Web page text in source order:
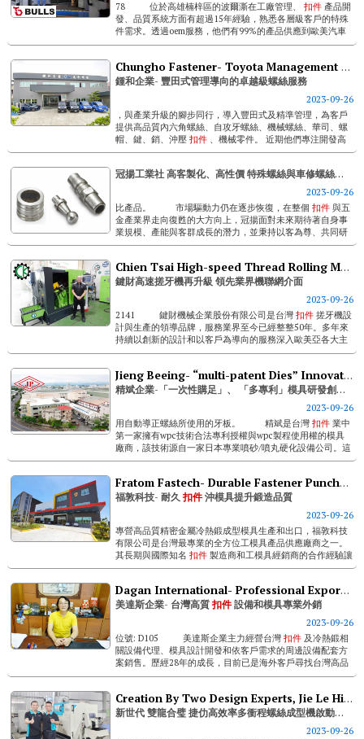
78 位於高雄楠梓區的波爾澌在工廠管理、 扣件 產品開
發、品質系統方面有超過15年經驗，熟悉各層級客戶的特殊
件需求。透過oem服務，他們有99%的產品供應到歐美汽車
與相...
Chungho Fastener- Toyota Management Based Premium Fastener Service
鍾和企業- 豐田式管理導向的卓越級螺絲服務
2023-09-26
，與產業升級的腳步同行，導入豐田式及精準管理，為客戶
提供高品質內六角螺絲、自攻牙螺絲、機械螺絲、華司、螺
帽、鍵、銷、沖壓 扣件
、機械零件。 近期他們專注開發高
度要求安全的醫療輔具、運動器材專用...
冠揚工業社 高客製化、高性價 特殊螺絲與車修螺絲供應
2023-09-26
比產品。 市場驅動力仍在逐步恢復，在整個 扣件與五
金產業界走向復甦的大方向上，冠揚面對未來期待著自身事
業規模、產能與客群成長的潛力，並秉持以客為尊、共同研
發與創造共利...
Chien Tsai High-speed Thread Rolling Machine Upgraded Again Featuring Industry-leading Hmi
鍵財高速搓牙機再升級 領先業界機聯網介面
2023-09-26
2141 鍵財機械企業股份有限公司是台灣 扣件搓牙機設
計與生產的領導品牌，服務業界至今已經整整50年。多年來
持續以創新的設計和以客戶為導向的服務深入歐美亞各大主
流...
Jieng Beeing- “multi-patent Dies” Innovator Offering “one-stop Purchase”
精斌企業-「一次性購足」、 「多專利」模具研發創新者
2023-09-26
用自動導正螺絲所使用的牙板。 精斌是台灣 扣件業中
第一家擁有wpc技術合法專利授權與wpc製程使用權的模具
廠商，該技術源自一家日本專業噴砂/噴丸硬化設備公司。這
種『金...
Fratom Fastech- Durable Fastener Punches & Dies Improve Forging Quality
福敦科技- 耐久扣件沖模具提升鍛造品質
2023-09-26
專營高品質精密金屬冷熱鍛成型模具生產和出口，福敦科技
有限公司是台灣最專業的全方位工模具產品供應廠商之一。
其長期與國際知名 扣件製造商和工模具經銷商的合作經驗讓
其有足夠能力技術來滿足客戶在各式...
Dagan International- Professional Export & Sales Of Taiwan's High Quality Fastener Machines And Dies
美達斯企業- 台灣高質扣件設備和模具專業外銷
2023-09-26
位號: D105 美達斯企業主力經營台灣 扣件 及冷熱鍛相
關設備代理、模具設計開發和依客戶需求的周邊設備配套方
案銷售。歷經28年的成長，目前已是海外客戶尋找台灣高品
質、...
Creation By Two Design Experts, Jie Le Highly-efficient Multi-stroke Screw Forming Machine Unlocks Smart Manufacturing
新世代 雙龍合璧 捷仂高效率多衝程螺絲成型機啟動智慧製造升級
2023-09-26